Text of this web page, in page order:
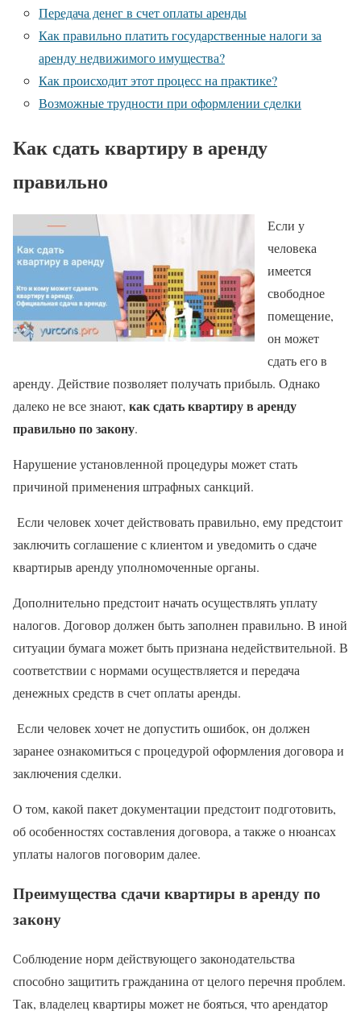
Передача денег в счет оплаты аренды
Как правильно платить государственные налоги за
аренду недвижимого имущества?
Как происходит этот процесс на практике?
Возможные трудности при оформлении сделки
Как сдать квартиру в аренду
правильно
Если у
человека
имеется
свободное
помещение,
он может
сдать его в
аренду. Действие позволяет получать прибыль. Однако
далеко не все знают, как сдать квартиру в аренду
правильно по закону.
Нарушение установленной процедуры может стать
причиной применения штрафных санкций.
Если человек хочет действовать правильно, ему предстоит
заключить соглашение с клиентом и уведомить о сдаче
квартирыв аренду уполномоченные органы.
Дополнительно предстоит начать осуществлять уплату
налогов. Договор должен быть заполнен правильно. В иной
ситуации бумага может быть признана недействительной. В
соответствии с нормами осуществляется и передача
денежных средств в счет оплаты аренды.
Если человек хочет не допустить ошибок, он должен
заранее ознакомиться с процедурой оформления договора и
заключения сделки.
О том, какой пакет документации предстоит подготовить,
об особенностях составления договора, а также о нюансах
уплаты налогов поговорим далее.
Преимущества сдачи квартиры в аренду по
закону
Соблюдение норм действующего законодательства
способно защитить гражданина от целого перечня проблем.
Так, владелец квартиры может не бояться, что арендатор